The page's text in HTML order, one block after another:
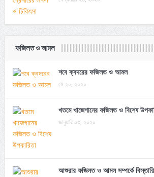
ফজিলত ও আমল
শবে ক্বদরের ফজিলত ও আমল
মে ২০, ২০২০
খতমে খাজেগানের ফজিলত ও বিশেষ
জানুয়ারি ০৩, ২০২০
আশুরার ফজিলত ও আমল সম্পর্কে